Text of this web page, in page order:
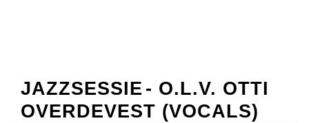
JAZZSESSIE - O.L.V. OTTI
OVERDEVEST (VOCALS)